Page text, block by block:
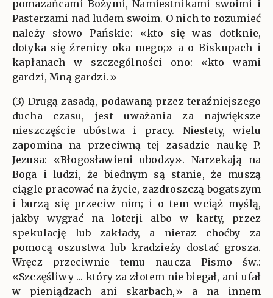
pomazańcami Bożymi, Namiestnikami swoimi i
Pasterzami nad ludem swoim. O nich to rozumieć
należy słowo Pańskie: «kto się was dotknie,
dotyka się źrenicy oka mego;» a o Biskupach i
kapłanach w szczególności ono: «kto wami
gardzi, Mną gardzi.»
(3) Drugą zasadą, podawaną przez teraźniejszego
ducha czasu, jest uważania za największe
nieszczęście ubóstwa i pracy. Niestety, wielu
zapomina na przeciwną tej zasadzie naukę P.
Jezusa: «Błogosławieni ubodzy». Narzekają na
Boga i ludzi, że biednym są stanie, że muszą
ciągle pracować na życie, zazdroszczą bogatszym
i burzą się przeciw nim; i o tem wciąż myślą,
jakby wygrać na loterji albo w karty, przez
spekulację lub zakłady, a nieraz choćby za
pomocą oszustwa lub kradzieży dostać grosza.
Wręcz przeciwnie temu naucza Pismo św.:
«Szczęśliwy ... który za złotem nie biegał, ani ufał
w pieniądzach ani skarbach,» a na innem